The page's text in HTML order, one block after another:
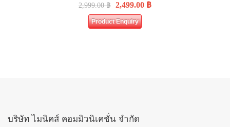
2,999.00฿ 2,499.00 ฿
Product Enquiry
บริษัท ไมนิคส์ คอมมิวนิเคชั่น จำกัด